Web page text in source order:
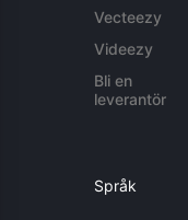
Vecteezy
Videezy
Bli en
leverantör
Språk